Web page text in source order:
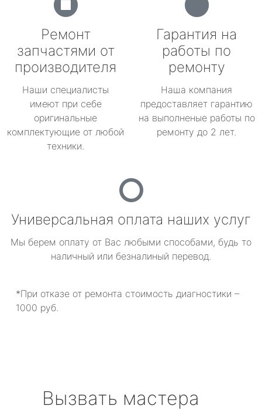
Ремонт
запчастями от
производителя
Наши специалисты
имеют при себе
оригинальные
комплектующие от любой
техники.
Гарантия на
работы по
ремонту
Наша компания
предоставляет гарантию
на выполненые работы по
ремонту до 2 лет.
Универсальная оплата наших услуг
Мы берем оплату от Вас любыми способами, будь то
наличный или безналиный перевод.
*При отказе от ремонта стоимость диагностики –
1000 руб.
Вызвать мастера